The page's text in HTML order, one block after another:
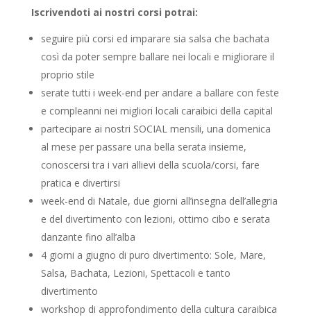
Iscrivendoti ai nostri corsi potrai:
seguire più corsi ed imparare sia salsa che bachata
così da poter sempre ballare nei locali e migliorare il
proprio stile
serate tutti i week-end per andare a ballare con feste
e compleanni nei migliori locali caraibici della capital
partecipare ai nostri SOCIAL mensili, una domenica
al mese per passare una bella serata insieme,
conoscersi tra i vari allievi della scuola/corsi, fare
pratica e divertirsi
week-end di Natale, due giorni all’insegna dell’allegria
e del divertimento con lezioni, ottimo cibo e serata
danzante fino all’alba
4 giorni a giugno di puro divertimento: Sole, Mare,
Salsa, Bachata, Lezioni, Spettacoli e tanto
divertimento
workshop di approfondimento della cultura caraibica